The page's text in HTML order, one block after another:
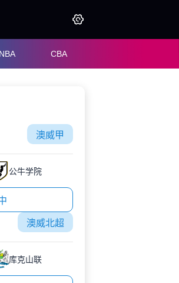
NBA CBA
澳威甲
公牛学院
澳威北超
库克山联